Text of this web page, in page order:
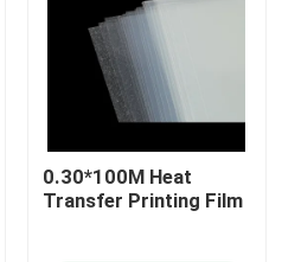
0.30*100M Heat
Transfer Printing Film